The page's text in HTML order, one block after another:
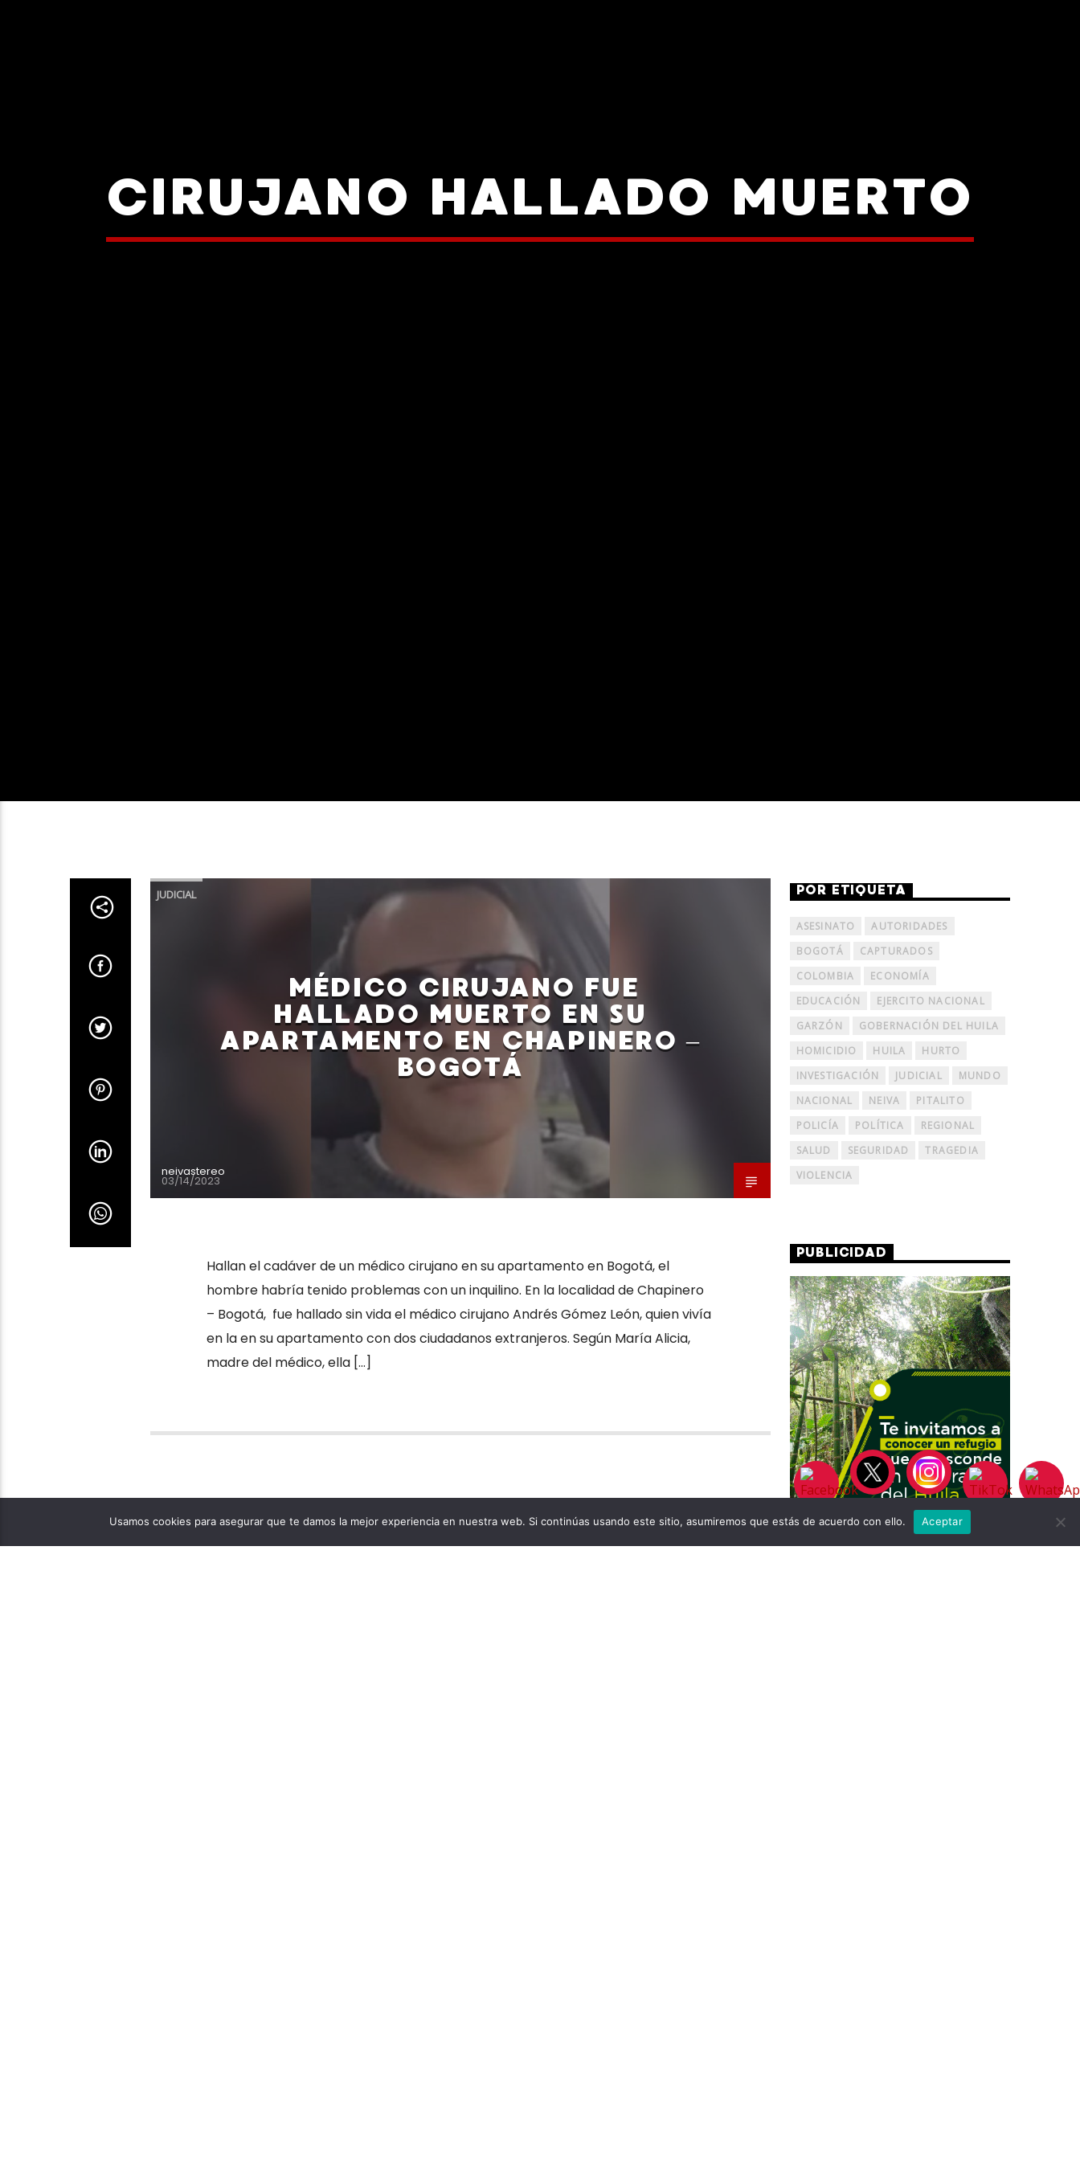
CIRUJANO HALLADO MUERTO
JUDICIAL
MÉDICO CIRUJANO FUE
HALLADO MUERTO EN SU
APARTAMENTO EN CHAPINERO –
BOGOTÁ
neivastereo
03/14/2023
Hallan el cadáver de un médico cirujano en su apartamento en Bogotá, el
hombre habría tenido problemas con un inquilino. En la localidad de Chapinero
– Bogotá, fue hallado sin vida el médico cirujano Andrés Gómez León, quien vivía
en la en su apartamento con dos ciudadanos extranjeros. Según María Alicia,
madre del médico, ella […]
POR ETIQUETA
ASESINATO
AUTORIDADES
BOGOTÁ
CAPTURADOS
COLOMBIA
ECONOMÍA
EDUCACIÓN
EJERCITO NACIONAL
GARZÓN
GOBERNACIÓN DEL HUILA
HOMICIDIO
HUILA
HURTO
INVESTIGACIÓN
JUDICIAL
MUNDO
NACIONAL
NEIVA
PITALITO
POLICÍA
POLÍTICA
REGIONAL
SALUD
SEGURIDAD
TRAGEDIA
VIOLENCIA
PUBLICIDAD
Usamos cookies para asegurar que te damos la mejor experiencia en nuestra web. Si continúas usando este sitio, asumiremos que estás de acuerdo con ello. Aceptar